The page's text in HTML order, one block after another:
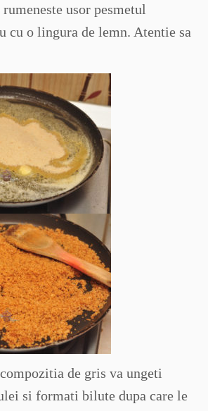
usor pesmetul
cu o lingura de lemn. Atentie sa
de gris va ungeti
si formati bilute dupa care le